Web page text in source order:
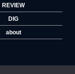
REVIEW
DIG
about